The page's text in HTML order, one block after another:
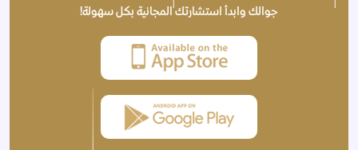
جوالك وابدأ استشارتك المجانية بكل سهولة!